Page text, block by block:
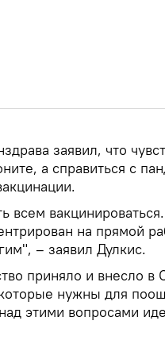
заявил, что
а справиться с
всем
на прямой
– заявил Дулкис.
приняло и внесло в
нужны для
этими вопросами